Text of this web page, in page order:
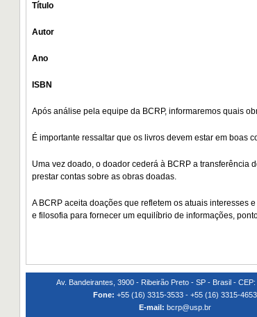
Título
Autor
Ano
ISBN
Após análise pela equipe da BCRP, informaremos quais
É importante ressaltar que os livros devem estar em boas
Uma vez doado, o doador cederá à BCRP a
prestar contas sobre as obras doadas.
A BCRP aceita doações que refletem os atuais interesses
e filosofia para fornecer um equilíbrio de informações,
Av. Bandeirantes, 3900 - Ribeirão Preto - SP - Brasil -
Fone: +55 (16) 3315-3533 - +55 (16) 3315-4653
E-mail: bcrp@usp.br